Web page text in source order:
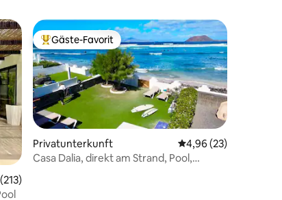
Bewertung: 4,9 von 5, 213 Bewertungen
Beliebter Gäste-Favorit.
Gäste-Favorit
Privatunterkunft Durchschnittliche
4,96 (23)
Casa Dalia, direkt am Strand, Pool,